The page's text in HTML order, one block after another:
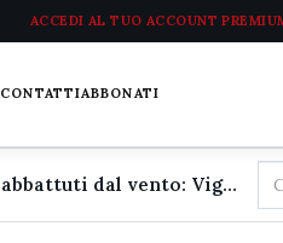
ACCEDI AL TUO ACCOUNT
CONTATTIABBONATI
Tromba d'aria nella valle del Volturno, decine di alberi abbattuti dal vento: Vigili del fuoco ripristinano lo stato dei luoghi
nel